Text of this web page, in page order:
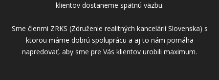
klientov dostaneme spätnú väzbu.
Sme členmi ZRKS (Združenie realitných kancelárií Slovenska) s
ktorou máme dobrú spoluprácu a aj to nám pomáha
napredovať, aby sme pre Vás klientov urobili maximum.